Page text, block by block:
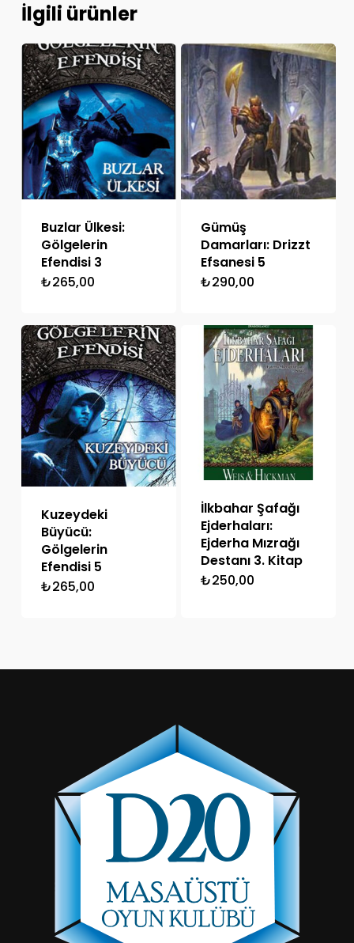
İlgili ürünler
Buzlar Ülkesi:
Gölgelerin
Efendisi 3
₺265,00
Gümüş
Damarları: Drizzt
Efsanesi 5
₺290,00
Kuzeydeki
Büyücü:
Gölgelerin
Efendisi 5
₺265,00
İlkbahar Şafağı
Ejderhaları:
Ejderha Mızrağı
Destanı 3. Kitap
₺250,00